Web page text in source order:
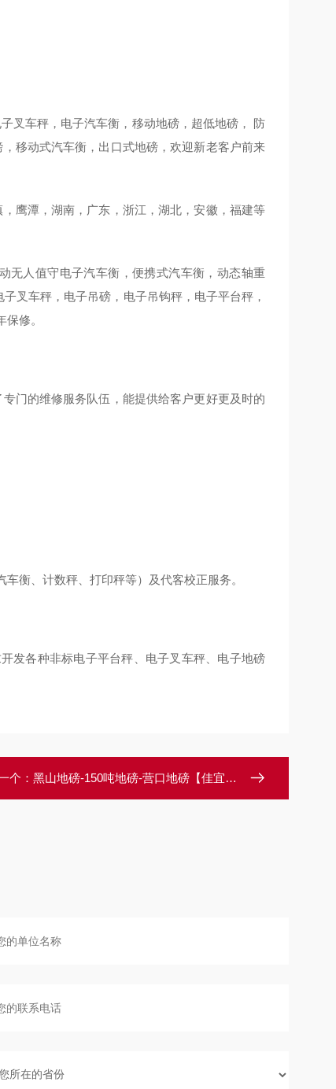
叉车秤，电子汽车衡，移动地磅，超低地磅， 防
移动式汽车衡，出口式地磅，欢迎新老客户前来
鹰潭，湖南，广东，浙江，湖北，安徽，福建等
无人值守电子汽车衡，便携式汽车衡，动态轴重
叉车秤，电子吊磅，电子吊钩秤，电子平台秤，
修。
门的维修服务队伍，能提供给客户更好更及时的
衡、计数秤、打印秤等）及代客校正服务。
发各种非标电子平台秤、电子叉车秤、电子地磅
个： 黑山地磅-150吨地磅-营口地磅【佳宜电子】